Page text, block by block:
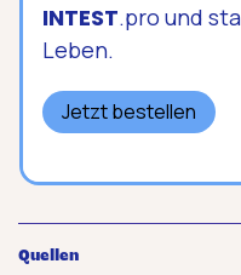
INTEST.pro und
Leben.
Jetzt bestellen
Quellen